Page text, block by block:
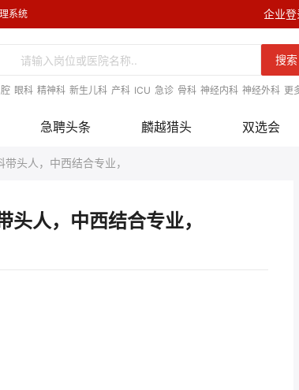
系统 企业
搜索
眼科 精神科 新生儿科 产科 ICU 急诊 骨科 神经内科 神经外科 更
急聘头条 麟越猎头 双选会
头人，中西结合专业，
人，中西结合专业，